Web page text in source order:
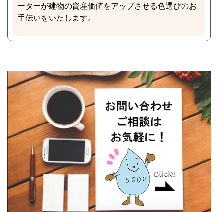
ーターが建物の資産価値をアップさせる色選びのお
手伝いをいたします。